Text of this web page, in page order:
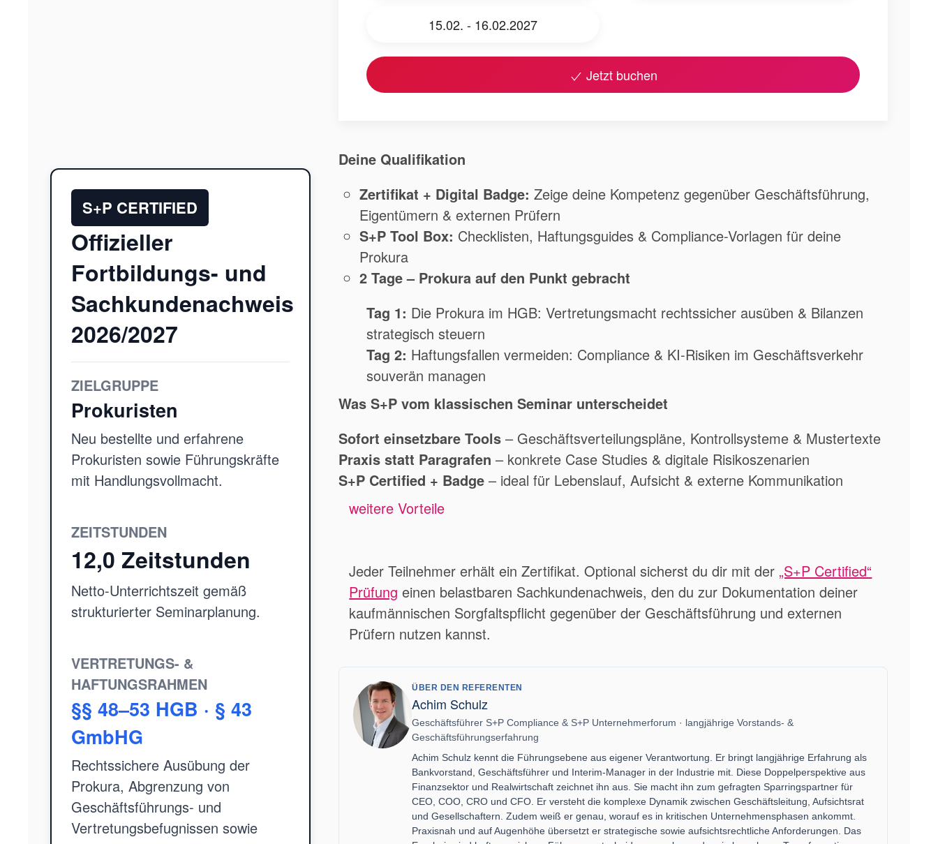
15.02. - 16.02.2027
Jetzt buchen
S+P CERTIFIED
Offizieller
Fortbildungs- und
Sachkundenachweis
2026/2027
ZIELGRUPPE
Prokuristen
Neu bestellte und erfahrene
Prokuristen sowie Führungskräfte
mit Handlungsvollmacht.
ZEITSTUNDEN
12,0 Zeitstunden
Netto-Unterrichtszeit gemäß
strukturierter Seminarplanung.
VERTRETUNGS- &
HAFTUNGSRAHMEN
§§ 48–53 HGB · § 43
GmbHG
Rechtssichere Ausübung der
Prokura, Abgrenzung von
Geschäftsführungs- und
Vertretungsbefugnissen sowie
Deine Qualifikation
Zertifikat + Digital Badge: Zeige deine Kompetenz gegenüber Geschäftsführung,
Eigentümern & externen Prüfern
S+P Tool Box: Checklisten, Haftungsguides & Compliance-Vorlagen für deine
Prokura
2 Tage – Prokura auf den Punkt gebracht
Tag 1: Die Prokura im HGB: Vertretungsmacht rechtssicher ausüben & Bilanzen
strategisch steuern
Tag 2: Haftungsfallen vermeiden: Compliance & KI-Risiken im Geschäftsverkehr
souverän managen
Was S+P vom klassischen Seminar unterscheidet
Sofort einsetzbare Tools – Geschäftsverteilungspläne, Kontrollsysteme & Mustertexte
Praxis statt Paragrafen – konkrete Case Studies & digitale Risikoszenarien
S+P Certified + Badge – ideal für Lebenslauf, Aufsicht & externe Kommunikation
weitere Vorteile
Jeder Teilnehmer erhält ein Zertifikat. Optional sicherst du dir mit der „S+P Certified“
Prüfung einen belastbaren Sachkundenachweis, den du zur Dokumentation deiner
kaufmännischen Sorgfaltspflicht gegenüber der Geschäftsführung und externen
Prüfern nutzen kannst.
ÜBER DEN REFERENTEN
Achim Schulz
Geschäftsführer S+P Compliance & S+P Unternehmerforum · langjährige Vorstands- &
Geschäftsführungserfahrung
Achim Schulz kennt die Führungsebene aus eigener Verantwortung. Er bringt langjährige Erfahrung als
Bankvorstand, Geschäftsführer und Interim-Manager in der Industrie mit. Diese Doppelperspektive aus
Finanzsektor und Realwirtschaft zeichnet ihn aus. Sie macht ihn zum gefragten Sparringspartner für
CEO, COO, CRO und CFO. Er versteht die komplexe Dynamik zwischen Geschäftsleitung, Aufsichtsrat
und Gesellschaftern. Zudem weiß er genau, worauf es in kritischen Unternehmensphasen ankommt.
Praxisnah und auf Augenhöhe übersetzt er strategische sowie aufsichtsrechtliche Anforderungen. Das